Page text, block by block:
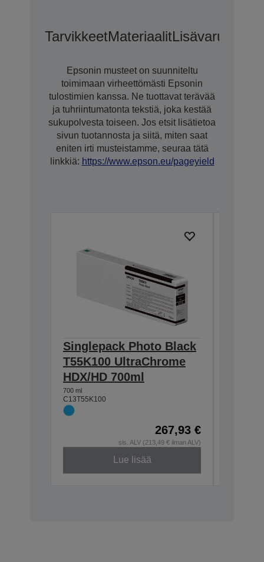
TarvikkeetMateriaalitLisävarusteet
Epsonin musteet on suunniteltu
toimimaan virheettömästi Epsonin
tulostimien kanssa. Ne tuottavat terävää
ja tuhriintumatonta tekstiä, joka kestää
sukupolvesta toiseen. Jos etsit lisätietoa
sivun tuotannosta ja siitä, miten saat
eniten irti musteistamme, seuraa tätä
linkkiä: https://www.epson.eu/pageyield
Singlepack Photo Black
T55K100 UltraChrome
HDX/HD 700ml
700 ml
C13T55K100
267,93 €
sis. ALV (213,49 € ilman ALV)
Lue lisää